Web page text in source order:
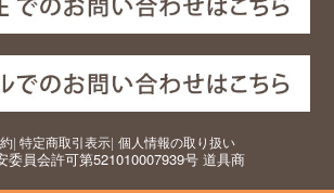
| 特定商取引表示| 個人情報の取り扱い
委員会許可第521010007939号 道具商